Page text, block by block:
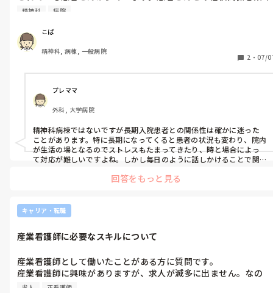
ことは大切だと思っていますが、長く勤めているうちに特に長期
的な関係になるのでは…と不安になることがあります。みなさん
は患者さんとのちょうどよい距離感って、どうやって見つけてい
ますか？接し方で意識していることがあれば教えてくさい。
精神科 病院
こば
精神科, 病棟, 一般病院
2 ・ 07/
プレママ
外科, 大学病院
精神科病棟ではないですが長期入院患者との関係性は確かに迷った
ことがあります。特に長期になってくると患者の状況も変わり、院内
が生活の場となるのでストレスもたまってきたり、時と場合によっ
て対応が難しいですよね。しかし毎日のように話しかけることで関
にかけてくれるんだと思ったと言われたことがあり、確かに忙しさ
できるかなと思います。
回答をもっと見る
キャリア・転職
産業看護師に必要なスキルについて
産業看護師として働いたことがある方に質問です。
産業看護師に興味がありますが、求人が滅多に出ません。なの
で、求人が出た時に少しでも有利に応募できるように必要なスキ
求人 正看護師